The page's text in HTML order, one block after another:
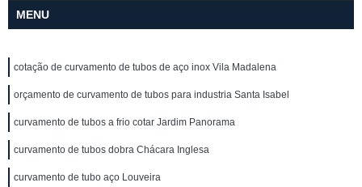
MENU
cotação de curvamento de tubos de aço inox Vila Madalena
orçamento de curvamento de tubos para industria Santa Isabel
curvamento de tubos a frio cotar Jardim Panorama
curvamento de tubos dobra Chácara Inglesa
curvamento de tubo aço Louveira